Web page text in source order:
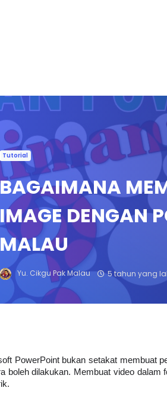
Tutorial
BAGAIMANA
IMAGE DENGAN
MALAU
Yu. Cikgu Pak Malau 5 tahun yang
PowerPoint bukan setakat membuat
boleh dilakukan. Membuat video